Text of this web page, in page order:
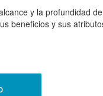
y la profundidad
beneficios y sus